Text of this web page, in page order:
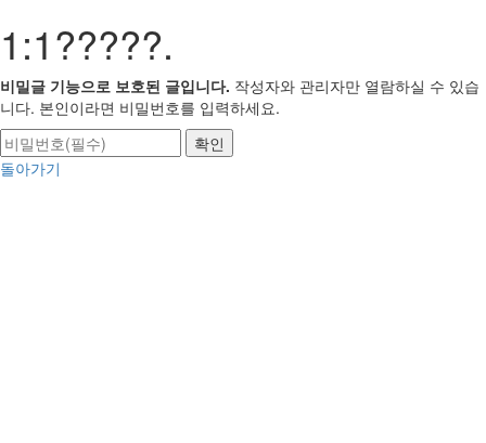
1:1?????.
비밀글 기능으로 보호된 글입니다. 작성자와 관리자만 열람하실 수 있습
니다. 본인이라면 비밀번호를 입력하세요.
돌아가기